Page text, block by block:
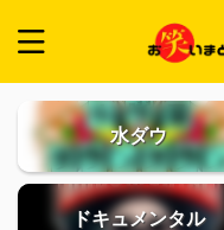
水ダウ
ドキュメンタル